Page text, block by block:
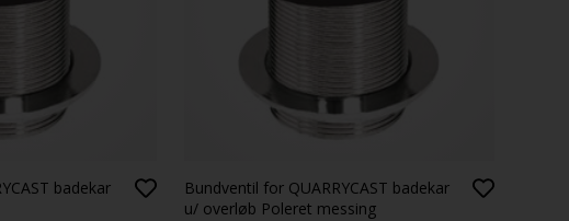
badekar
Bundventil for QUARRYCAST badekar
u/ overløb Poleret messing